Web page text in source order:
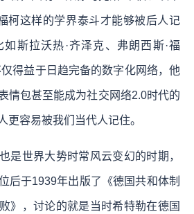
柯这样的学界泰斗才能够被后人记
斯拉沃热·齐泽克、弗朗西斯·福
得益于日趋完备的数字化网络，他
情包甚至能成为社交网络2.0时代的
更容易被我们当代人记住。
是世界大势时常风云变幻的时期，
后于1939年出版了《德国共和体制
》，讨论的就是当时希特勒在德国